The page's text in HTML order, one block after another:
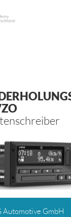
Automotive GmbH